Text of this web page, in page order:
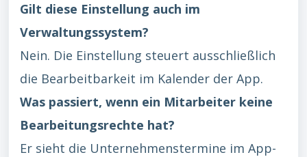
Gilt diese Einstellung auch im
Verwaltungssystem?
Nein. Die Einstellung steuert ausschließlich
die Bearbeitbarkeit im Kalender der App.
Was passiert, wenn ein Mitarbeiter keine
Bearbeitungsrechte hat?
Er sieht die Unternehmenstermine im App-